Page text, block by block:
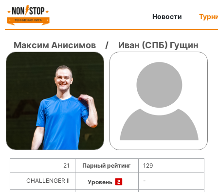
Новости
Максим Анисимов / Иван (СПБ) Гущин
21 Парный рейтинг 129
CHALLENGER II Уровень -